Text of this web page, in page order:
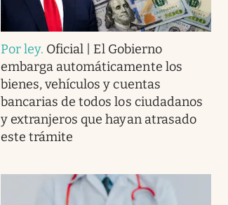
Por ley. Oficial | El Gobierno
embarga automáticamente los
bienes, vehículos y cuentas
bancarias de todos los ciudadanos
y extranjeros que hayan atrasado
este trámite